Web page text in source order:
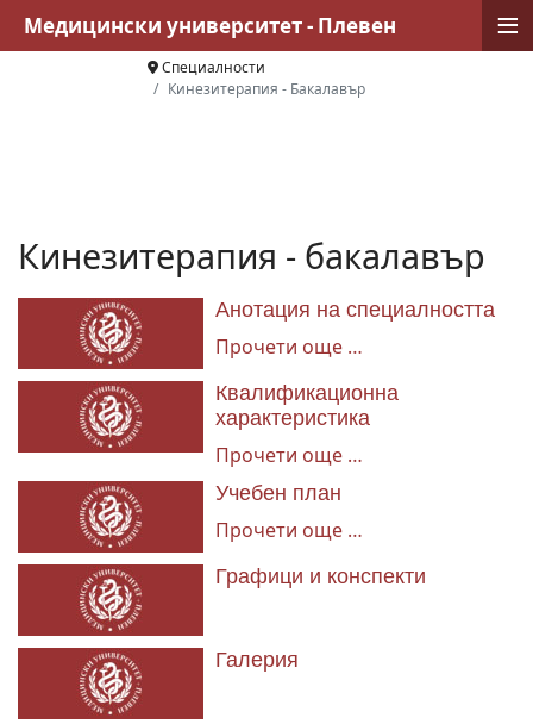
Специалности
Кинезитерапия - Бакалавър
Кинезитерапия - бакалавър
Анотация на специалността
Прочети още …
Квалификационна
характеристика
Прочети още …
Учебен план
Прочети още …
Графици и конспекти
Галерия
Медицински университет - Плевен ≡